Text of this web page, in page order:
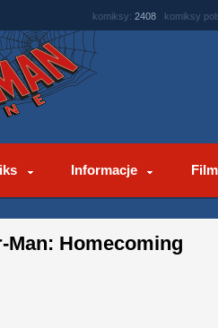
komiksy: 2408 komiksy
Informacje
Man: Homecoming